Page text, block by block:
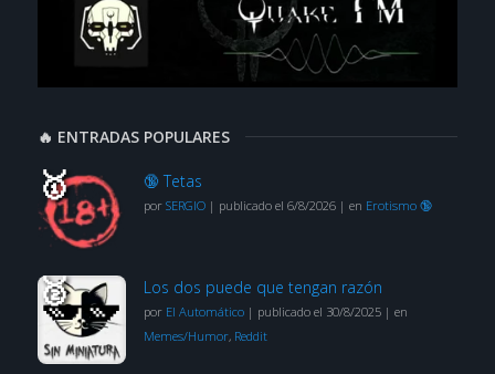
🔥 ENTRADAS POPULARES
🔞 Tetas
por SERGIO| publicado el 6/8/2026| en Erotismo 🔞
Los dos puede que tengan razón
por El Automático| publicado el 30/8/2025| en
Memes/Humor, Reddit